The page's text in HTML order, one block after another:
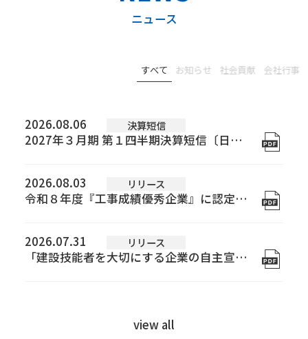
ニュース
すべて お知らせ 社会貢献 会社行事
2026.08.06 決算短信
2027年３月期 第１四半期決算短信〔日本基準〕(連結)を掲載しました
2026.08.03 リリース
令和８年度『工事成績優秀企業』に認定されました。を掲載しました
2026.07.31 リリース
「建設技能者を大切にする企業の自主宣言」についてを掲載しました
view all